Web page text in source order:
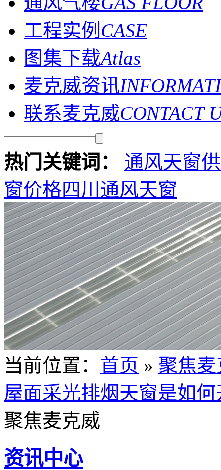
工程实例 CASE
图集下载Atlas
麦克威资讯
联系麦克威CONTACT
热门关键词：
通风天窗
窗价格四川通风天窗
当前位置 ： 首页 » 聚焦麦
屋面采光排烟天窗是如
聚焦麦克威
资讯中心